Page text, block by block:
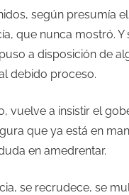
según presumía
que nunca mostró. Y
a disposición de
debido proceso.
vuelve a insistir el
que ya está en
en amedrentar.
se recrudece, se